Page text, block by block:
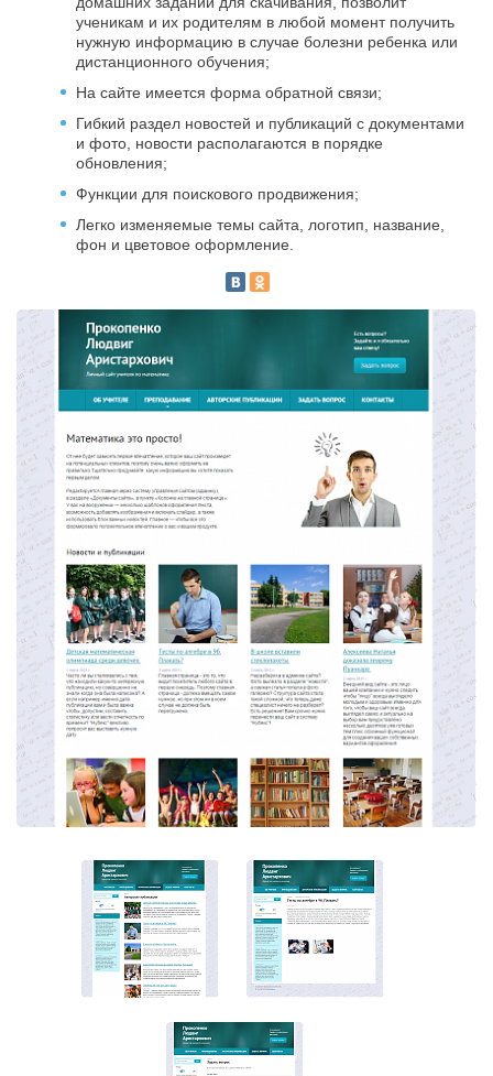
ученикам и их родителям в любой момент получить
нужную информацию в случае болезни ребенка или
дистанционного обучения;
На сайте имеется форма обратной связи;
Гибкий раздел новостей и публикаций с документами
и фото, новости располагаются в порядке
обновления;
Функции для поискового продвижения;
Легко изменяемые темы сайта, логотип, название,
фон и цветовое оформление.